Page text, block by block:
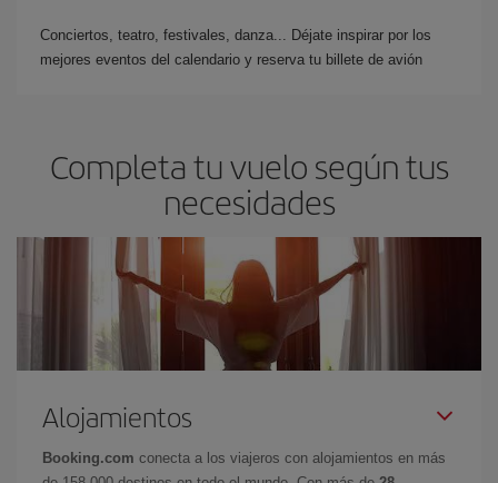
Conciertos, teatro, festivales, danza... Déjate inspirar por los
mejores eventos del calendario y reserva tu billete de avión
Completa tu vuelo según tus
necesidades
Alojamientos
Booking.com conecta a los viajeros con alojamientos en más